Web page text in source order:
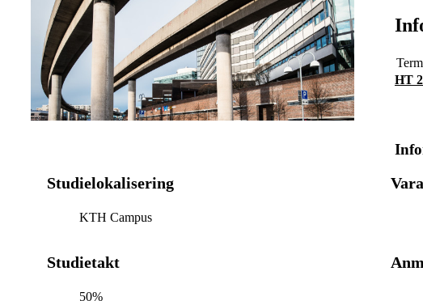
HT
Studielokalisering
KTH Campus
Studietakt
50%